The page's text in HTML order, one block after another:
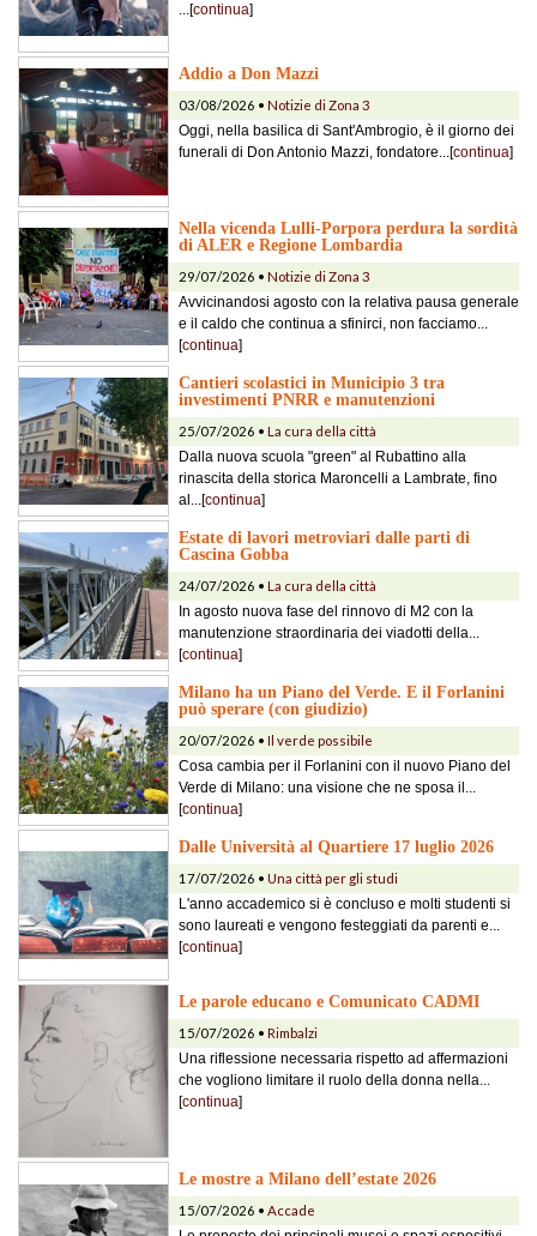
...[continua]
Addio a Don Mazzi
03/08/2026 • Notizie di Zona 3
Oggi, nella basilica di Sant'Ambrogio, è il giorno dei
funerali di Don Antonio Mazzi, fondatore...[continua]
Nella vicenda Lulli-Porpora perdura la sordità
di ALER e Regione Lombardia
29/07/2026 • Notizie di Zona 3
Avvicinandosi agosto con la relativa pausa generale
e il caldo che continua a sfinirci, non facciamo...
[continua]
Cantieri scolastici in Municipio 3 tra
investimenti PNRR e manutenzioni
25/07/2026 • La cura della città
Dalla nuova scuola "green" al Rubattino alla
rinascita della storica Maroncelli a Lambrate, fino
al...[continua]
Estate di lavori metroviari dalle parti di
Cascina Gobba
24/07/2026 • La cura della città
In agosto nuova fase del rinnovo di M2 con la
manutenzione straordinaria dei viadotti della...
[continua]
Milano ha un Piano del Verde. E il Forlanini
può sperare (con giudizio)
20/07/2026 • Il verde possibile
Cosa cambia per il Forlanini con il nuovo Piano del
Verde di Milano: una visione che ne sposa il...
[continua]
Dalle Università al Quartiere 17 luglio 2026
17/07/2026 • Una città per gli studi
L'anno accademico si è concluso e molti studenti si
sono laureati e vengono festeggiati da parenti e...
[continua]
Le parole educano e Comunicato CADMI
15/07/2026 • Rimbalzi
Una riflessione necessaria rispetto ad affermazioni
che vogliono limitare il ruolo della donna nella...
[continua]
Le mostre a Milano dell’estate 2026
15/07/2026 • Accade